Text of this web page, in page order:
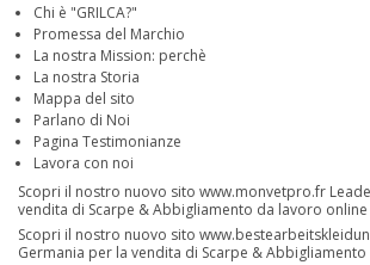
Chi è "GRILCA?"
Promessa del Marchio
La nostra Mission: perchè
La nostra Storia
Mappa del sito
Parlano di Noi
Pagina Testimonianze
Lavora con noi
Scopri il nostro nuovo sito www.monvetpro.fr
vendita di Scarpe & Abbigliamento da lavoro online
Scopri il nostro nuovo sito
Germania per la vendita di Scarpe &